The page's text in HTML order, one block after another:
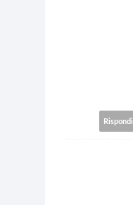
Rispondi